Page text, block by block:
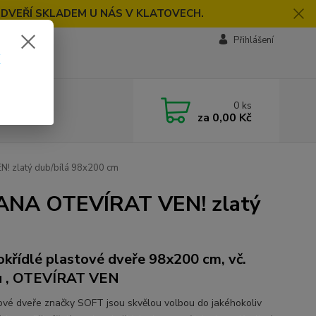
SKLADEM U NÁS V KLATOVECH.
Přihlášení
0 ks
za 0,00 Kč
zlatý dub/bílá 98x200 cm
OTEVÍRAT VEN! zlatý
plastové dveře 98x200 cm, vč.
, OTEVÍRAT VEN
dveře značky SOFT jsou skvělou volbou do jakéhokoliv